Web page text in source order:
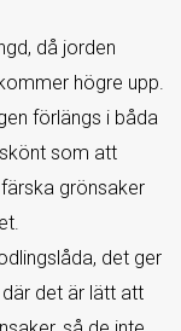
då jorden
högre upp.
förlängs i båda
som att
grönsaker
det ger
det är lätt att